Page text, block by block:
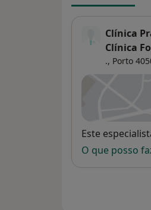
Clínica
Clínica
., Porto
Este
O que posso